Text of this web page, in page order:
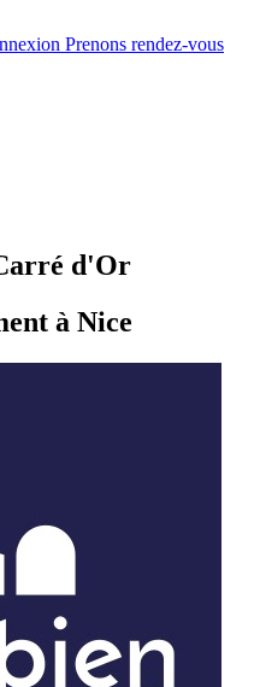
Prenons rendez-vous
d'Or
à Nice